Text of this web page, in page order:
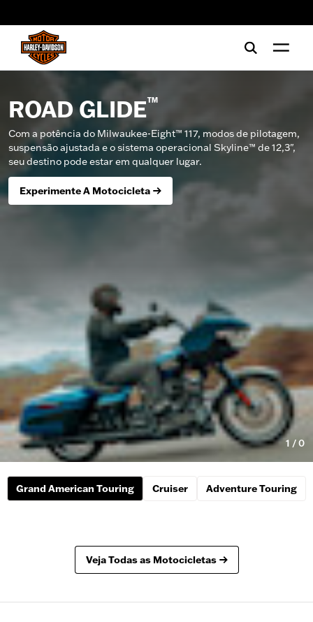
ROAD GLIDE™
Com a potência do Milwaukee-Eight™ 117, modos de pilotagem,
suspensão ajustada e o sistema operacional Skyline™ de 12,3",
seu destino pode estar em qualquer lugar.
Experimente A Motocicleta
1 /0
Grand American Touring Cruiser Adventure Touring
Veja Todas as Motocicletas